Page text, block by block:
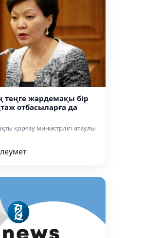
теңге жәрдемақы бір
отбасыларға да
қорғау министрлігі атаулы